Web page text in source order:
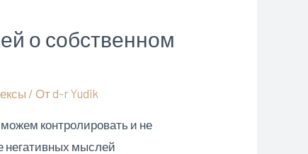
о собственном
/ Отd-r Yudik
контролировать и не
негативных мыслей